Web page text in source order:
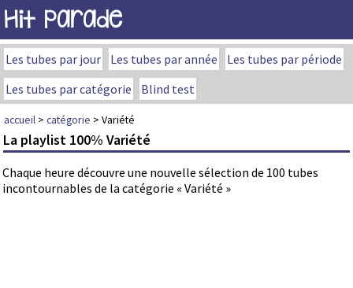
Hit Parade
Les tubes par jour Les tubes par année
Les tubes par période
Les tubes par catégorie
Blind test
accueil > catégorie > Variété
La playlist 100% Variété
Chaque heure découvre une nouvelle sélection de 100 tubes
incontournables de la catégorie « Variété »